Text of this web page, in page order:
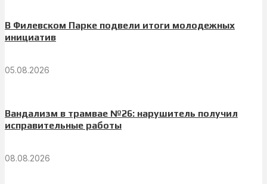
В Филевском Парке подвели итоги молодежных
инициатив
05.08.2026
Вандализм в трамвае №26: нарушитель получил
исправительные работы
08.08.2026